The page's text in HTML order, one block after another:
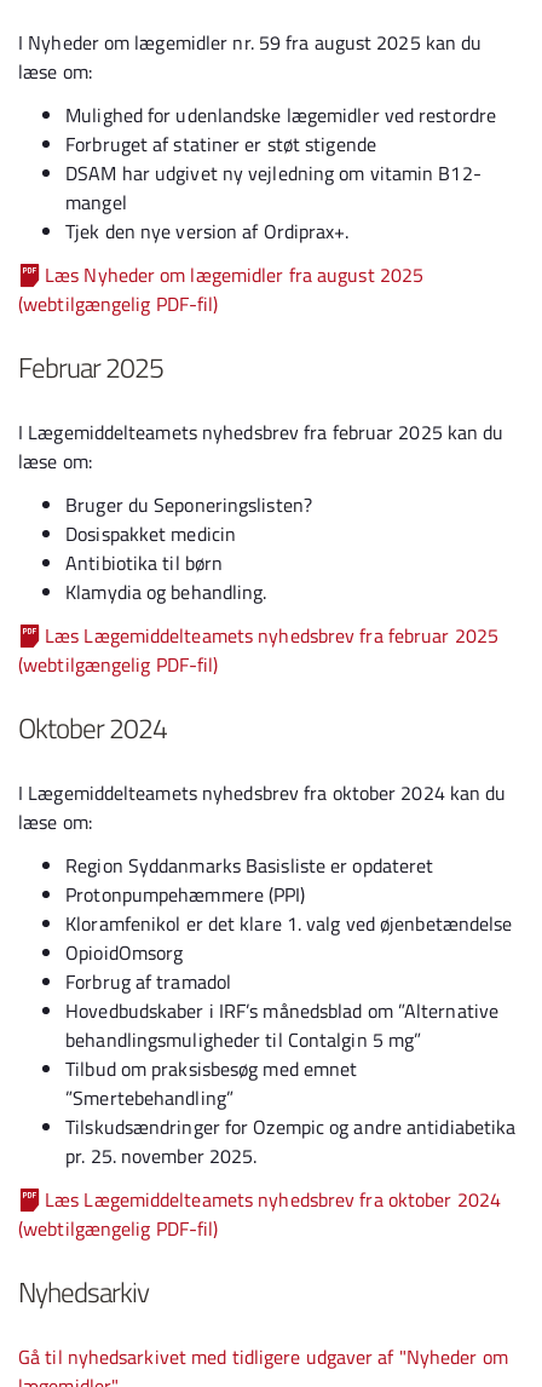
I Nyheder om lægemidler nr. 59 fra august 2025 kan du
læse om:
Mulighed for udenlandske lægemidler ved restordre
Forbruget af statiner er støt stigende
DSAM har udgivet ny vejledning om vitamin B12-
mangel
Tjek den nye version af Ordiprax+.
Læs Nyheder om lægemidler fra august 2025
(webtilgængelig PDF-fil)
Februar 2025
I Lægemiddelteamets nyhedsbrev fra februar 2025 kan du
læse om:
Bruger du Seponeringslisten?
Dosispakket medicin
Antibiotika til børn
Klamydia og behandling.
Læs Lægemiddelteamets nyhedsbrev fra februar 2025
(webtilgængelig PDF-fil)
Oktober 2024
I Lægemiddelteamets nyhedsbrev fra oktober 2024 kan du
læse om:
Region Syddanmarks Basisliste er opdateret
Protonpumpehæmmere (PPI)
Kloramfenikol er det klare 1. valg ved øjenbetændelse
OpioidOmsorg
Forbrug af tramadol
Hovedbudskaber i IRF’s månedsblad om ”Alternative
behandlingsmuligheder til Contalgin 5 mg”
Tilbud om praksisbesøg med emnet
”Smertebehandling”
Tilskudsændringer for Ozempic og andre antidiabetika
pr. 25. november 2025.
Læs Lægemiddelteamets nyhedsbrev fra oktober 2024
(webtilgængelig PDF-fil)
Nyhedsarkiv
Gå til nyhedsarkivet med tidligere udgaver af "Nyheder om